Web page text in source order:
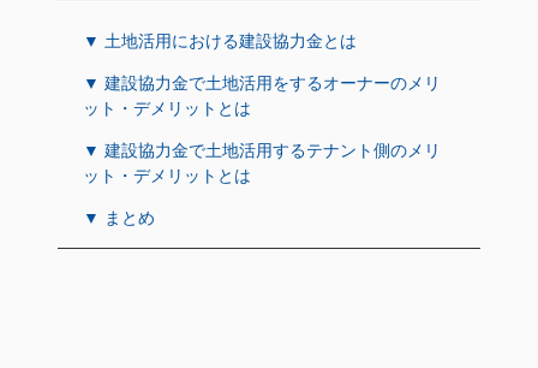
▼ 土地活用における建設協力金とは
▼ 建設協力金で土地活用をするオーナーのメリ
ット・デメリットとは
▼ 建設協力金で土地活用するテナント側のメリ
ット・デメリットとは
▼ まとめ